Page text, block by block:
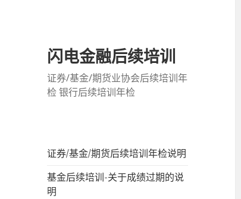
闪电金融后续培训
证券/基金/期货业协会后续培训年
检 银行后续培训年检
证券/基金/期货后续培训年检说明
基金后续培训-关于成绩过期的说
明